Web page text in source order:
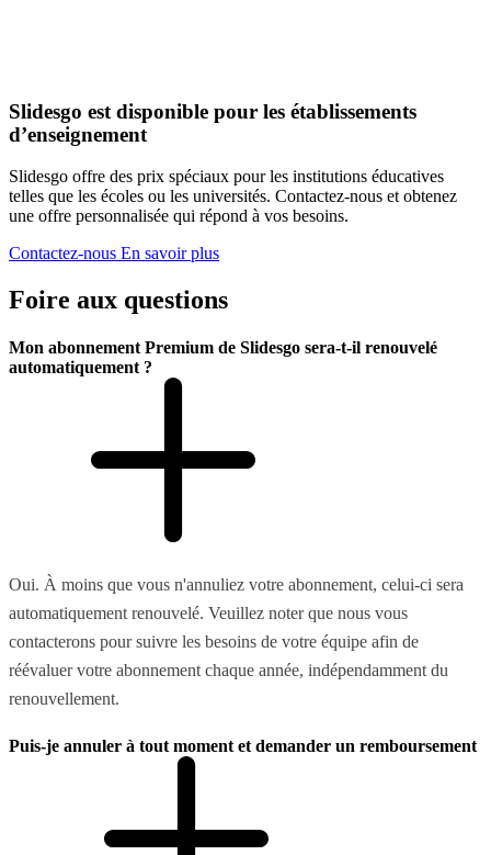
Slidesgo est disponible pour les établissements
d’enseignement
Slidesgo offre des prix spéciaux pour les institutions éducatives
telles que les écoles ou les universités. Contactez-nous et obtenez
une offre personnalisée qui répond à vos besoins.
Contactez-nous En savoir plus
Foire aux questions
Mon abonnement Premium de Slidesgo sera-t-il renouvelé
automatiquement ?
Oui. À moins que vous n'annuliez votre abonnement, celui-ci sera
automatiquement renouvelé. Veuillez noter que nous vous
contacterons pour suivre les besoins de votre équipe afin de
réévaluer votre abonnement chaque année, indépendamment du
renouvellement.
Puis-je annuler à tout moment et demander un remboursement